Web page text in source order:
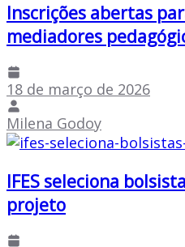
Inscrições abertas
mediadores
18 de março de 2026
Milena Godoy
IFES seleciona
projeto